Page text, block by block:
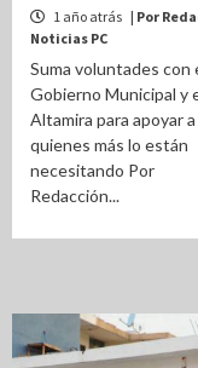
1 año atrás | Por
Noticias PC
Suma voluntades con
Gobierno Municipal y
Altamira para apoyar a
quienes más lo están
necesitando Por
Redacción...